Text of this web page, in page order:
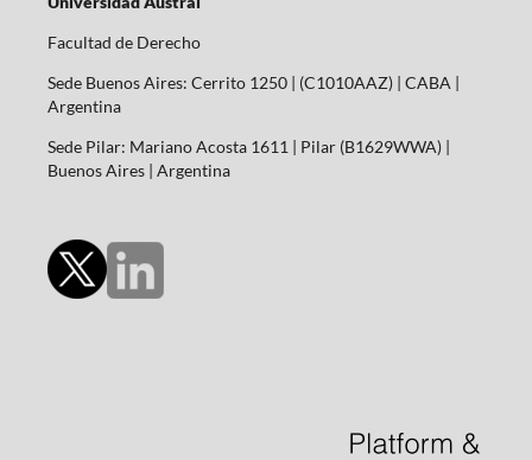
Facultad de Derecho
Sede Buenos Aires: Cerrito 1250 | (C1010AAZ) | CABA |
Argentina
Sede Pilar: Mariano Acosta 1611 | Pilar (B1629WWA) |
Buenos Aires | Argentina